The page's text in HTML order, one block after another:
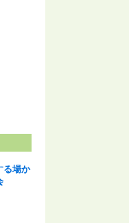
る場か